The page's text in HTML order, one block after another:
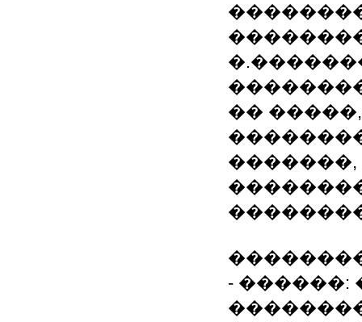
��
- ������: �